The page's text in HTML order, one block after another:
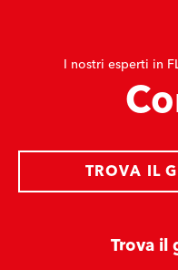
I nostri esperti in
Trova il
TROVA IL